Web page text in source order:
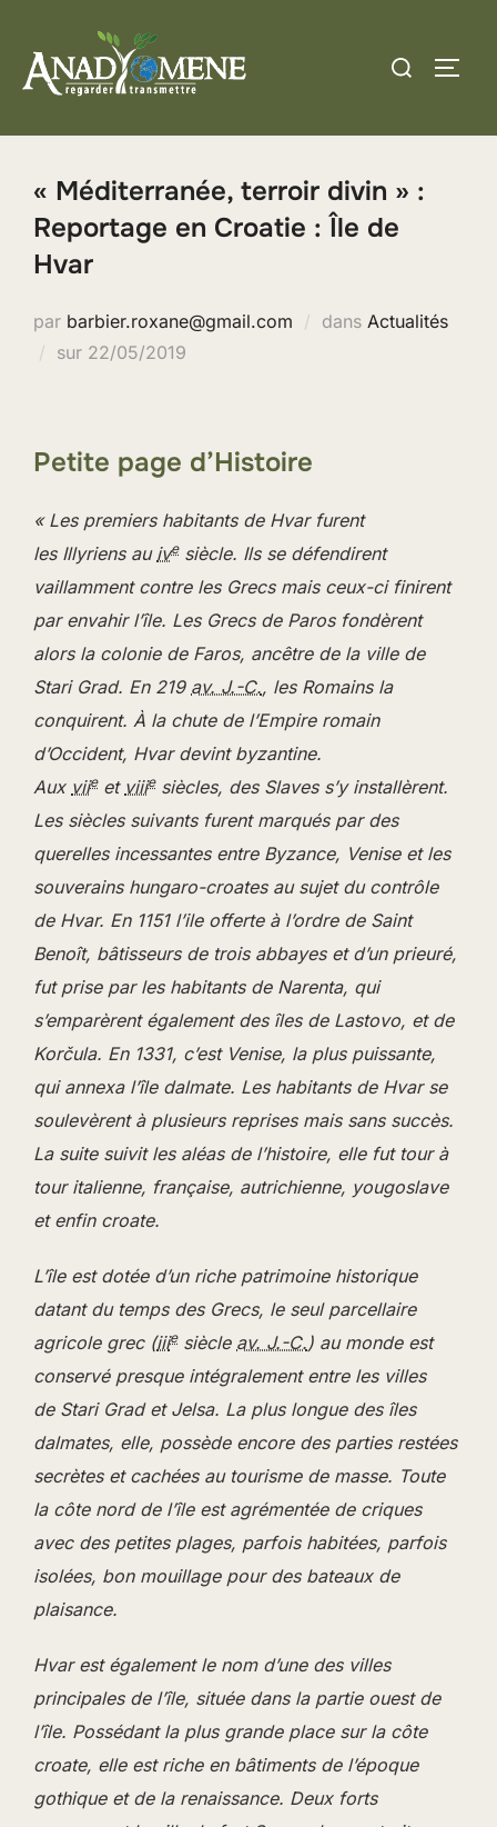
contenu
Rechercher :
« Méditerranée, terroir divin » :
Reportage en Croatie : Île de
Hvar
par barbier.roxane@gmail.com dans Actualités
sur Publié
22/05/2019
Petite page d’Histoire
« Les premiers habitants de Hvar furent
les Illyriens au ivesiècle. Ils se défendirent
vaillamment contre les Grecs mais ceux-ci finirent
par envahir l’île. Les Grecs de Paros fondèrent
alors la colonie de Faros, ancêtre de la ville de
Stari Grad. En 219 av. J.-C., les Romains la
conquirent. À la chute de l’Empire romain
d’Occident, Hvar devint byzantine.
Aux viieet viiiesiècles, des Slaves s’y installèrent.
Les siècles suivants furent marqués par des
querelles incessantes entre Byzance, Venise et les
souverains hungaro-croates au sujet du contrôle
de Hvar. En 1151 l’ile offerte à l’ordre de Saint
Benoît, bâtisseurs de trois abbayes et d’un prieuré,
fut prise par les habitants de Narenta, qui
s’emparèrent également des îles de Lastovo, et de
Korčula. En 1331, c’est Venise, la plus puissante,
qui annexa l’île dalmate. Les habitants de Hvar se
soulevèrent à plusieurs reprises mais sans succès.
La suite suivit les aléas de l’histoire, elle fut tour à
tour italienne, française, autrichienne, yougoslave
et enfin croate.
L’île est dotée d’un riche patrimoine historique
datant du temps des Grecs, le seul parcellaire
agricole grec (iiiesiècle av. J.-C.) au monde est
conservé presque intégralement entre les villes
de Stari Grad et Jelsa. La plus longue des îles
dalmates, elle, possède encore des parties restées
secrètes et cachées au tourisme de masse. Toute
la côte nord de l’île est agrémentée de criques
avec des petites plages, parfois habitées, parfois
isolées, bon mouillage pour des bateaux de
plaisance.
Hvar est également le nom d’une des villes
principales de l’île, située dans la partie ouest de
l’île. Possédant la plus grande place sur la côte
croate, elle est riche en bâtiments de l’époque
gothique et de la renaissance. Deux forts